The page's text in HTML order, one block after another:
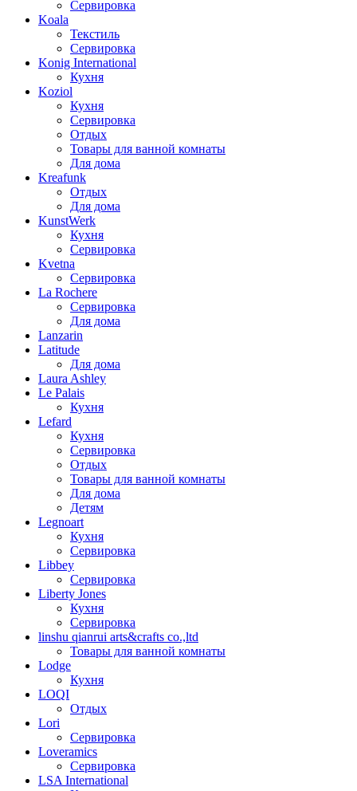
Сервировка
Koala
Текстиль
Сервировка
Konig International
Кухня
Koziol
Кухня
Сервировка
Отдых
Товары для ванной комнаты
Для дома
Kreafunk
Отдых
Для дома
KunstWerk
Кухня
Сервировка
Kvetna
Сервировка
La Rochere
Сервировка
Для дома
Lanzarin
Latitude
Для дома
Laura Ashley
Le Palais
Кухня
Lefard
Кухня
Сервировка
Отдых
Товары для ванной комнаты
Для дома
Детям
Legnoart
Кухня
Сервировка
Libbey
Сервировка
Liberty Jones
Кухня
Сервировка
linshu qianrui arts&crafts co.,ltd
Товары для ванной комнаты
Lodge
Кухня
LOQI
Отдых
Lori
Сервировка
Loveramics
Сервировка
LSA International